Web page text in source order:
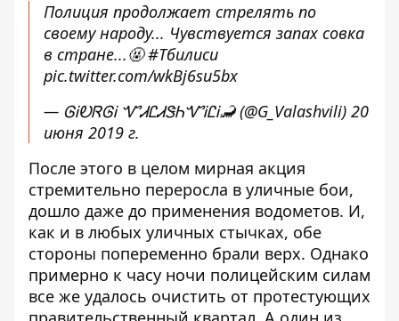
Полиция продолжает стрелять по
своему народу... Чувствуется запах совка
в стране...🤬#Тбилиси
pic.twitter.com/wkBj6su5bx
— ᎶᎥᎧᏒᎶᎥ ᏉᏗᏝᏗᏕᏂᏉᎥᏝᎥ🦂 (@G_Valashvili) 20
июня 2019 г.
После этого в целом мирная акция
стремительно переросла в уличные бои,
дошло даже до применения водометов. И,
как и в любых уличных стычках, обе
стороны попеременно брали верх. Однако
примерно к часу ночи полицейским силам
все же удалось очистить от протестующих